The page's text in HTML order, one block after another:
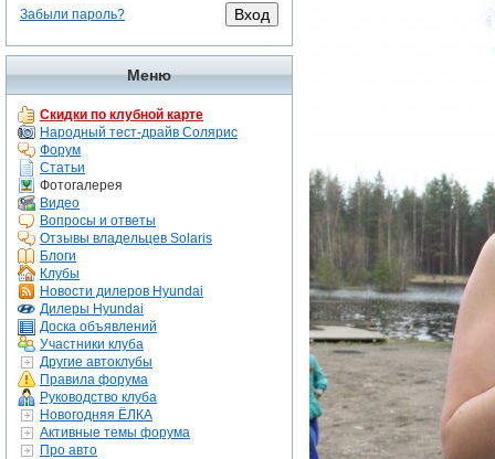
Забыли пароль?
Меню
Скидки по клубной карте
Народный тест-драйв Солярис
Форум
Статьи
Фотогалерея
Видео
Вопросы и ответы
Отзывы владельцев Solaris
Блоги
Клубы
Новости дилеров Hyundai
Дилеры Hyundai
Доска объявлений
Участники клуба
Другие автоклубы
Правила форума
Руководство клуба
Новогодняя ЁЛКА
Активные темы форума
Про авто